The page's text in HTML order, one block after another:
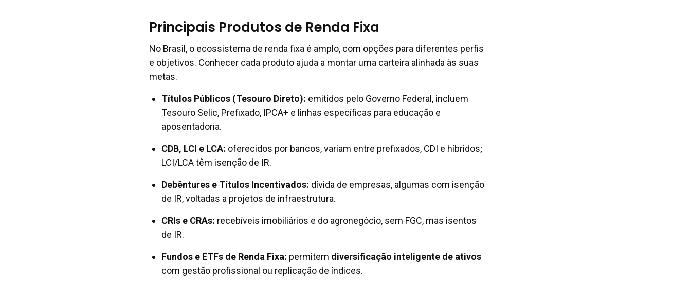
Principais Produtos de Renda Fixa
No Brasil, o ecossistema de renda fixa é amplo, com opções para diferentes perfis
e objetivos. Conhecer cada produto ajuda a montar uma carteira alinhada às suas
metas.
Títulos Públicos (Tesouro Direto): emitidos pelo Governo Federal, incluem
Tesouro Selic, Prefixado, IPCA+ e linhas específicas para educação e
aposentadoria.
CDB, LCI e LCA: oferecidos por bancos, variam entre prefixados, CDI e híbridos;
LCI/LCA têm isenção de IR.
Debêntures e Títulos Incentivados: dívida de empresas, algumas com isenção
de IR, voltadas a projetos de infraestrutura.
CRIs e CRAs: recebíveis imobiliários e do agronegócio, sem FGC, mas isentos
de IR.
Fundos e ETFs de Renda Fixa: permitem diversificação inteligente de ativos
com gestão profissional ou replicação de índices.